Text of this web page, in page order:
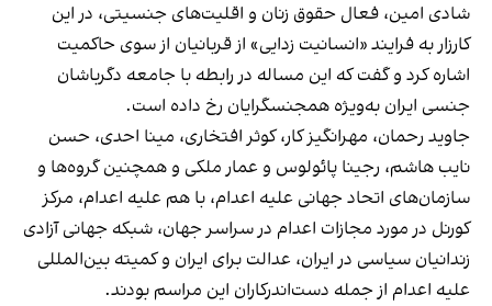
شادی امین، فعال حقوق زنان و اقلیت‌های جنسیتی، در این
کارزار به فرایند «انسانیت زدایی» از قربانیان از سوی حاکمیت
اشاره کرد و گفت که این مساله در رابطه با جامعه دگرباشان
جنسی ایران به‌ویژه همجنسگرایان رخ داده است.
جاوید رحمان، مهرانگیز کار، کوثر افتخاری، مینا احدی، حسن
نایب هاشم، رجینا پائولوس و عمار ملکی و همچنین گروه‌ها و
سازمان‌های اتحاد جهانی علیه اعدام، با هم علیه اعدام، مرکز
کورنل در مورد مجازات اعدام در سراسر جهان، شبکه جهانی آزادی
زندانیان سیاسی در ایران، عدالت برای ایران و کمیته بین‌المللی
علیه اعدام از جمله دست‌اندرکاران این مراسم بودند.